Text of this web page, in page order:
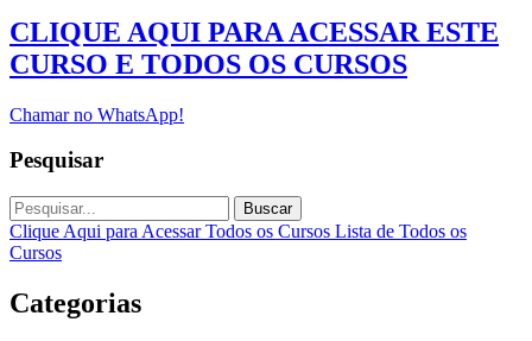
CLIQUE AQUI PARA ACESSAR ESTE
CURSO E TODOS OS CURSOS
Chamar no WhatsApp!
Pesquisar
Buscar
Clique Aqui para Acessar Todos os Cursos Lista de Todos os
Cursos
Categorias